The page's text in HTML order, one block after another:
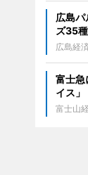
広島
ズ35
広島経
富士急
イス
富士山